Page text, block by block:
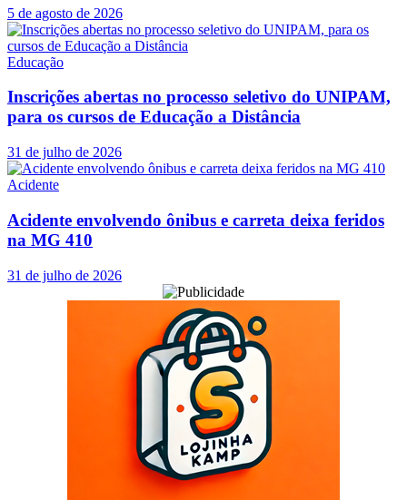
5 de agosto de 2026
Educação
Inscrições abertas no processo seletivo do UNIPAM,
para os cursos de Educação a Distância
31 de julho de 2026
Acidente
Acidente envolvendo ônibus e carreta deixa feridos
na MG 410
31 de julho de 2026